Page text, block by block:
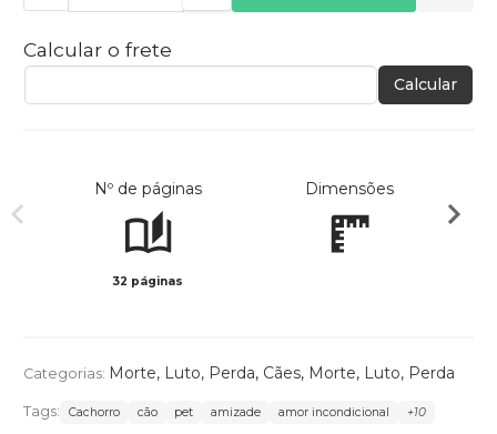
Calcular o frete
Calcular
Nº de páginas
32 páginas
Dimensões
Categorias: Morte, Luto, Perda, Cães, Morte, Luto, Perda
Tags: Cachorro cão pet amizade amor incondicional +10